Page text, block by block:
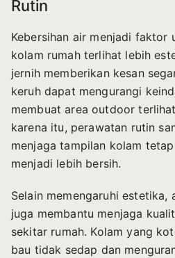
Rutin
Kebersihan air menjadi faktor
kolam rumah terlihat lebih
jernih memberikan kesan
keruh dapat mengurangi
membuat area outdoor
karena itu, perawatan rutin
menjaga tampilan kolam
menjadi lebih bersih.
Selain memengaruhi estetika,
juga membantu menjaga
sekitar rumah. Kolam yang
bau tidak sedap dan